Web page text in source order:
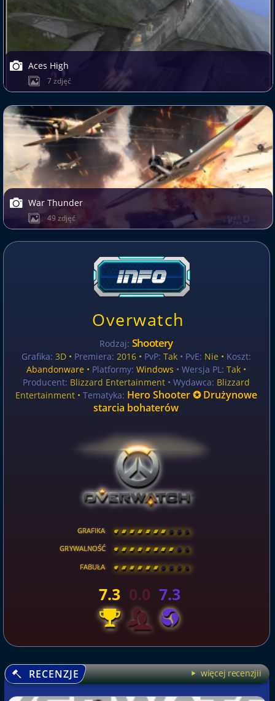
Aces High
7 zdjęć
War Thunder
49 zdjęć
Overwatch
Rodzaj: Shootery
Grafika: 3D • Premiera: 2016 • PvP: Tak• PvE: Nie • Koszt:
Abandonware• Platformy: Windows • Wersja PL: Tak•
Producent: Blizzard Entertainment• Wydawca: Blizzard
Entertainment • Tematyka: Hero Shooter ✪ Drużynowe
starcia bohaterów
GRAFIKA [ \ \ \ \ \ \ \ \ ]
GRYWALNOŚĆ [ \ \ \ \ \ \ \ \ ]
FABUŁA [ \ \ \ \ \ \ \ \ ]
7.3 0.0 7.3
RECENZJE więcej recenzjii